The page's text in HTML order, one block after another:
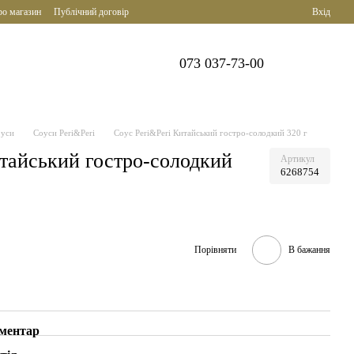
магазин Публічний договір Вхід
073 037-73-00
Соуси Peri&Peri Соус Peri&Peri Китайський гостро-солодкий 320 г
гостро-солодкий Артикул
6268754
Порівняти В бажання